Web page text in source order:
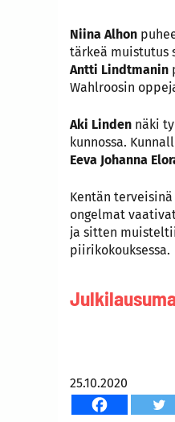
Niina Alhon
tärkeä
Antti Lindtmanin
Wahlroosin
Aki Linden näki
kunnossa.
Eeva Johanna
Kentän
ongelmat
ja sitten
piirikokouksessa.
25.10.2020